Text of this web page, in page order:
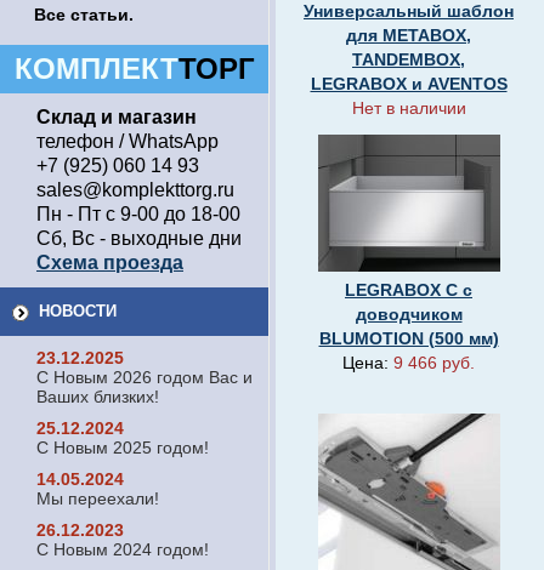
Все статьи.
КОМПЛЕКТТОРГ
Склад и магазин
телефон / WhatsApp
+7 (925) 060 14 93
sales@komplekttorg.ru
Пн - Пт с 9-00 до 18-00
Сб, Вс - выходные дни
Схема проезда
НОВОСТИ
23.12.2025
С Новым 2026 годом Вас и
Ваших близких!
25.12.2024
С Новым 2025 годом!
14.05.2024
Мы переехали!
26.12.2023
С Новым 2024 годом!
Универсальный шаблон
для METABOX,
TANDEMBOX,
LEGRABOX и AVENTOS
Нет в наличии
LEGRABOX C с
доводчиком
BLUMOTION (500 мм)
Цена: 9 466 руб.